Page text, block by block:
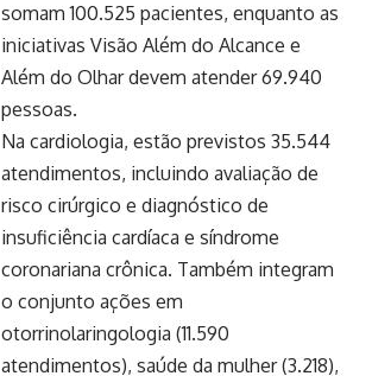
somam 100.525 pacientes, enquanto as
iniciativas Visão Além do Alcance e
Além do Olhar devem atender 69.940
pessoas.
Na cardiologia, estão previstos 35.544
atendimentos, incluindo avaliação de
risco cirúrgico e diagnóstico de
insuficiência cardíaca e síndrome
coronariana crônica. Também integram
o conjunto ações em
otorrinolaringologia (11.590
atendimentos), saúde da mulher (3.218),